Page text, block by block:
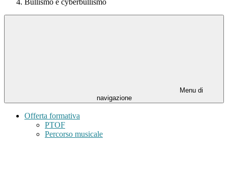
Bullismo e cyberbullismo
Menu di
navigazione
Offerta formativa
PTOF
Percorso musicale